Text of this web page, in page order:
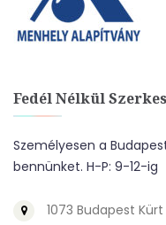
Fedél Nélkül
Személyesen a
bennünket. H-P: 9-12-ig
1073 Budapest